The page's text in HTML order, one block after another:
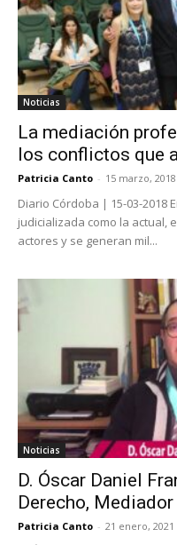
Noticias
La mediación
los conflictos que
Patricia Canto - 15 marzo, 2018
Diario Córdoba | 15-03-2018
judicializada como la actual,
actores y se generan mil...
Noticias
D. Óscar Daniel
Derecho, Mediador
Patricia Canto - 21 enero, 2021